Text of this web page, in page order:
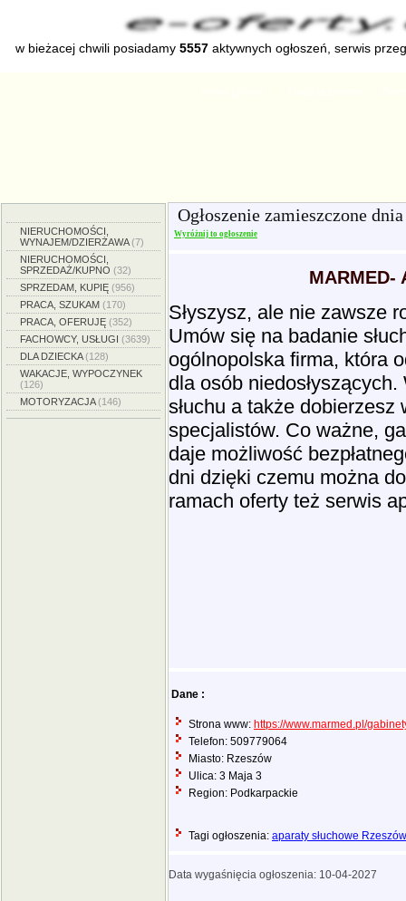
w bieżacej chwili posiadamy5557 aktywnych ogłoszeń, serwis
NIERUCHOMOŚCI,
WYNAJEM/DZIERŻAWA(7)
NIERUCHOMOŚCI,
SPRZEDAŻ/KUPNO (32)
SPRZEDAM, KUPIĘ (956)
PRACA, SZUKAM (170)
PRACA, OFERUJĘ (352)
FACHOWCY, USŁUGI (3639)
DLA DZIECKA(128)
WAKACJE, WYPOCZYNEK
(126)
MOTORYZACJA(146)
Ogłoszenie zamieszczone
Wyróżnij to ogłoszenie
MARMED-
Słyszysz, ale nie zawsze
Umów się na badanie
ogólnopolska firma, która
dla osób
słuchu a także dobierzesz
specjalistów. Co ważne,
daje możliwość
dni dzięki czemu można
ramach oferty też serwis
Dane :
Strona www: https://www.marmed.pl/
Telefon: 509779064
Miasto: Rzeszów
Ulica: 3 Maja 3
Region: Podkarpackie
Tagi ogłoszenia: aparaty słuchowe Rzeszów
Data wygaśnięcia ogłoszenia: 10-04-2027